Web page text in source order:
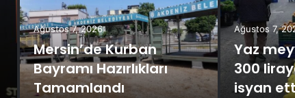
Ağustos 7, 2026
Mersin’de Kurban
Bayramı Hazırlıkları
Tamamlandı
Ağustos 7,
Yaz
300
isyan